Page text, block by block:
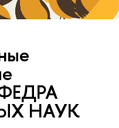
НАУК